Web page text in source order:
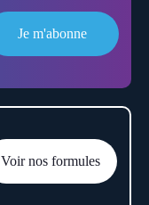
Je m'abonne
Voir nos formules